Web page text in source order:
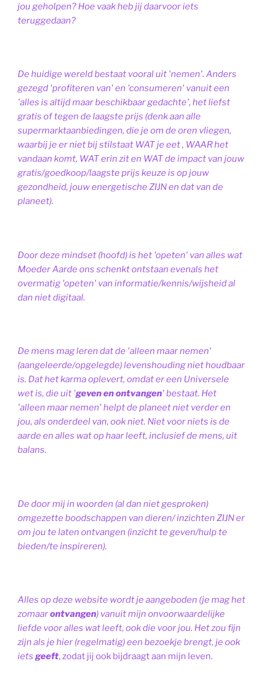
jou geholpen? Hoe vaak heb jij daarvoor iets
teruggedaan?
De huidige wereld bestaat vooral uit 'nemen'. Anders
gezegd 'profiteren van' en 'consumeren' vanuit een
'alles is altijd maar beschikbaar gedachte', het liefst
gratis of tegen de laagste prijs (denk aan alle
supermarktaanbiedingen, die je om de oren vliegen,
waarbij je er niet bij stilstaat WAT je eet , WAAR het
vandaan komt, WAT erin zit en WAT de impact van jouw
gratis/goedkoop/laagste prijs keuze is op jouw
gezondheid, jouw energetische ZIJN en dat van de
planeet).
Door deze mindset (hoofd) is het 'opeten' van alles wat
Moeder Aarde ons schenkt ontstaan evenals het
overmatig 'opeten' van informatie/kennis/wijsheid al
dan niet digitaal.
De mens mag leren dat de 'alleen maar nemen'
(aangeleerde/opgelegde) levenshouding niet houdbaar
is. Dat het karma oplevert, omdat er een Universele
wet is, die uit 'geven en ontvangen' bestaat. Het
'alleen maar nemen' helpt de planeet niet verder en
jou, als onderdeel van, ook niet. Niet voor niets is de
aarde en alles wat op haar leeft, inclusief de mens, uit
balans.
De door mij in woorden (al dan niet gesproken)
omgezette boodschappen van dieren/ inzichten ZIJN er
om jou te laten ontvangen (inzicht te geven/hulp te
bieden/te inspireren).
Alles op deze website wordt je aangeboden (je mag het
zomaarontvangen) vanuit mijn onvoorwaardelijke
liefde voor alles wat leeft, ook die voor jou. Het zou fijn
zijn als je hier (regelmatig) een bezoekje brengt, je ook
iets geeft, zodat jij ook bijdraagt aan mijn leven.